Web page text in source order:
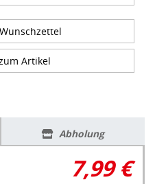
Artikel
Abholung
7,99 €